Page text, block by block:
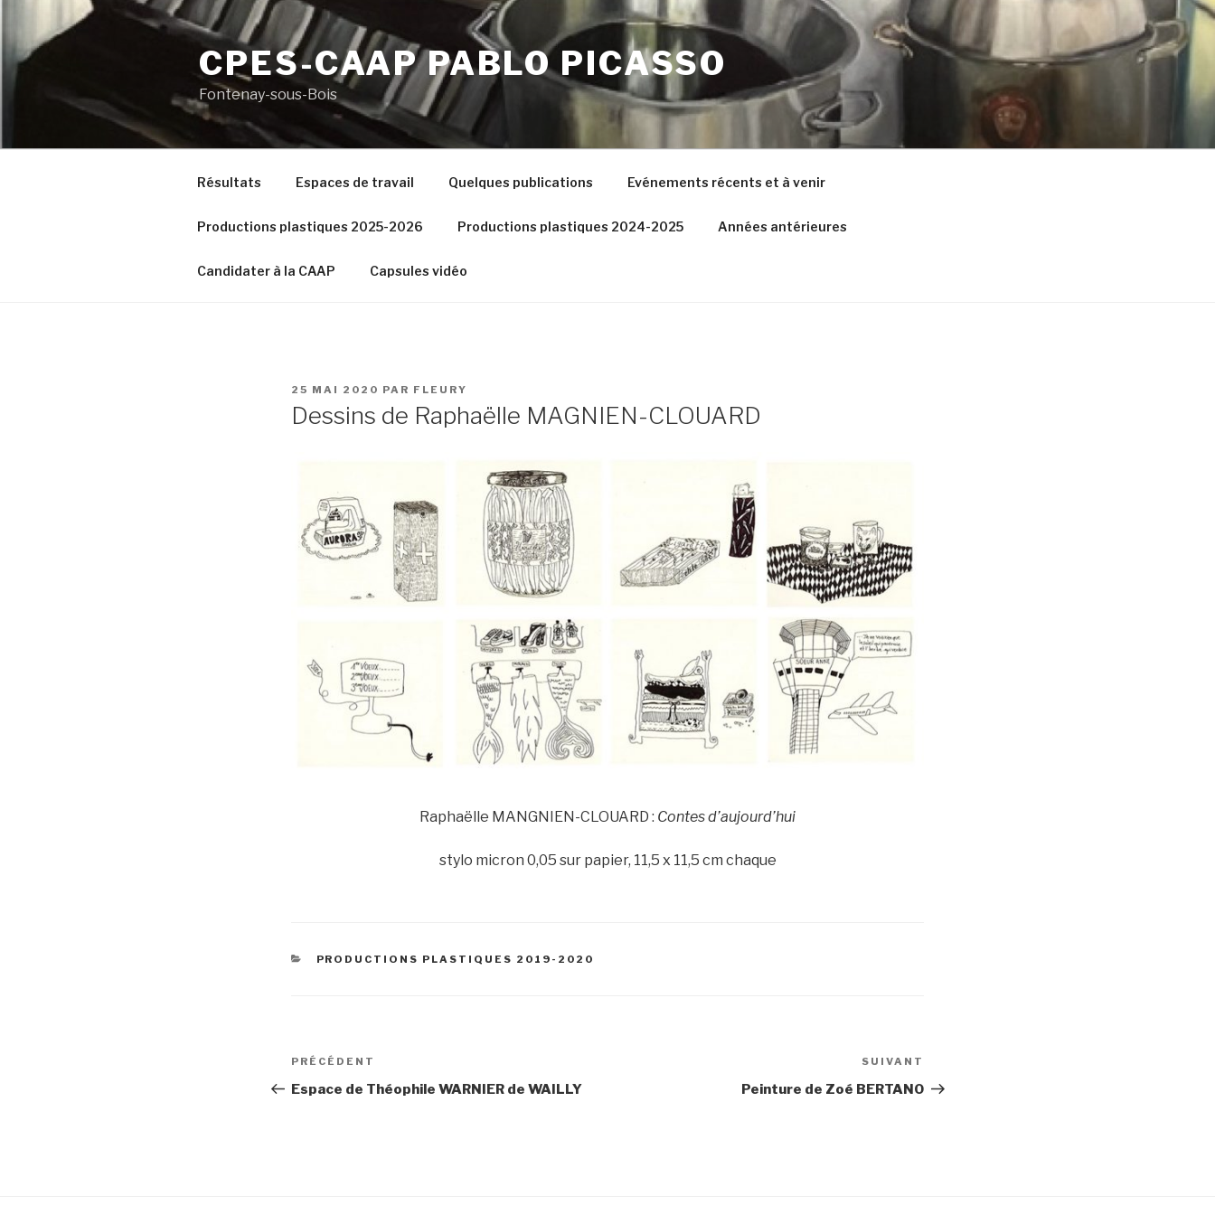
contenu
principal
CPES-CAAP PABLO PICASSO
Fontenay-sous-Bois
Résultats Espaces de travail Quelques publications Evénements récents et à venir
Productions plastiques 2025-2026 Productions plastiques 2024-2025 Années antérieures
Candidater à la CAAP Capsules vidéo
PUBLIÉ
25 MAI 2020 PAR FLEURY
Dessins de Raphaëlle MAGNIEN-CLOUARD
Raphaëlle MANGNIEN-CLOUARD : Contes d’aujourd’hui
stylo micron 0,05 sur papier, 11,5 x 11,5 cm chaque
CATÉGORIES
PRODUCTIONS PLASTIQUES 2019-2020
Navigation
de
Article
précédent
PRÉCÉDENT
Espace de Théophile WARNIER de WAILLY
suivant
SUIVANT
Peinture de Zoé BERTANO